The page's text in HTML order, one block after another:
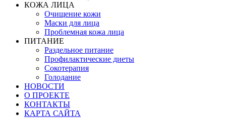
КОЖА ЛИЦА
Очищение кожи
Маски для лица
Проблемная кожа лица
ПИТАНИЕ
Раздельное питание
Профилактические диеты
Сокотерапия
Голодание
НОВОСТИ
О ПРОЕКТЕ
КОНТАКТЫ
КАРТА САЙТА